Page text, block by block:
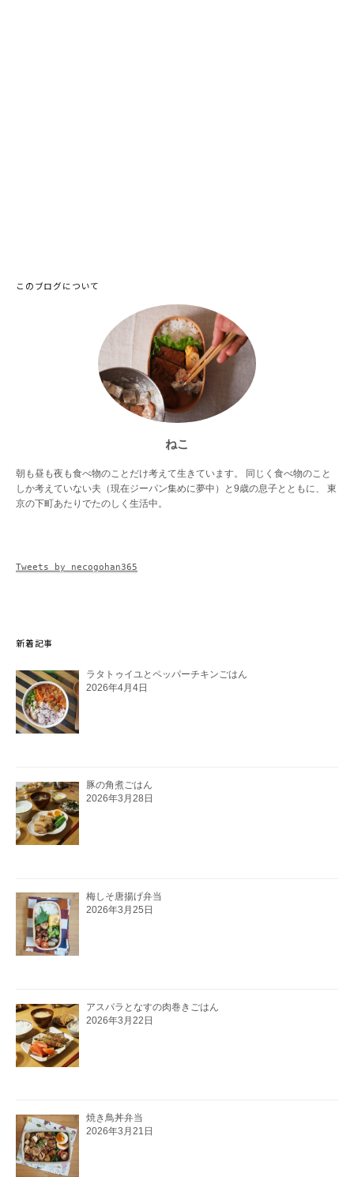
このブログについて
ねこ
朝も昼も夜も食べ物のことだけ考えて生きています。 同じく食べ物のこと
しか考えていない夫（現在ジーパン集めに夢中）と9歳の息子とともに、 東
京の下町あたりでたのしく生活中。
Tweets by necogohan365
新着記事
ラタトゥイユとペッパーチキンごはん
2026年4月4日
豚の角煮ごはん
2026年3月28日
梅しそ唐揚げ弁当
2026年3月25日
アスパラとなすの肉巻きごはん
2026年3月22日
焼き鳥丼弁当
2026年3月21日